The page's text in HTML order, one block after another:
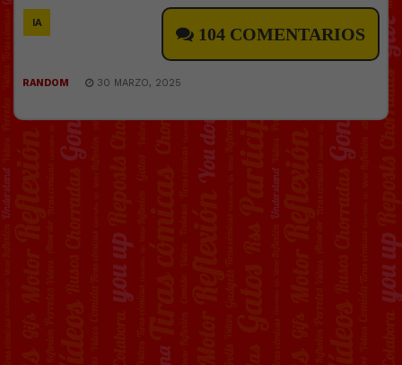
IA
104 COMENTARIOS
RANDOM 30 MARZO, 2025